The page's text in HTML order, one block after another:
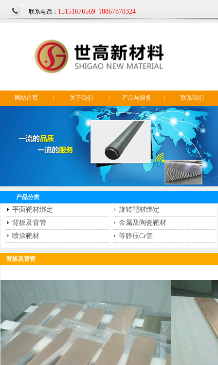
联系电话： 15151676569 18867878324
网站首页 关于我们 产品与服务 联系我们
产品分类
平面靶材绑定
旋转靶材绑定
背板及背管
金属及陶瓷靶材
喷涂靶材
等静压Cr管
背板及背管